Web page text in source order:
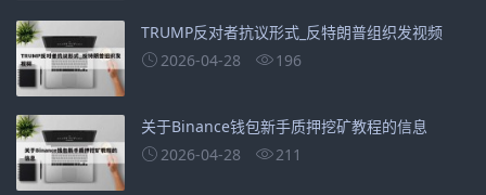
TRUMP反对者抗议形式_反特朗普组织发视频
2026-04-28
196
关于Binance钱包新手质押挖矿教程的信息
2026-04-28
211